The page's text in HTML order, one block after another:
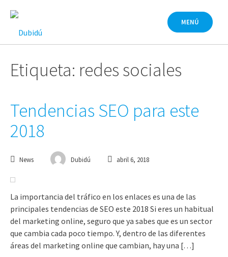
contenido
MENÚ
Etiqueta: redes sociales
Tendencias SEO para este
2018
News Dubidú abril 6, 2018
La importancia del tráfico en los enlaces es una de las
principales tendencias de SEO este 2018 Si eres un habitual
del marketing online, seguro que ya sabes que es un sector
que cambia cada poco tiempo. Y, dentro de las diferentes
áreas del marketing online que cambian, hay una […]